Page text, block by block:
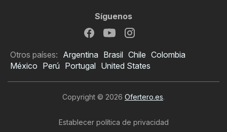
Síguenos
Otros países: Argentina Brasil Chile Colombia
México Perú Portugal United States
Copyright © 2026 Ofertero.es.
Establecer política de privacidad